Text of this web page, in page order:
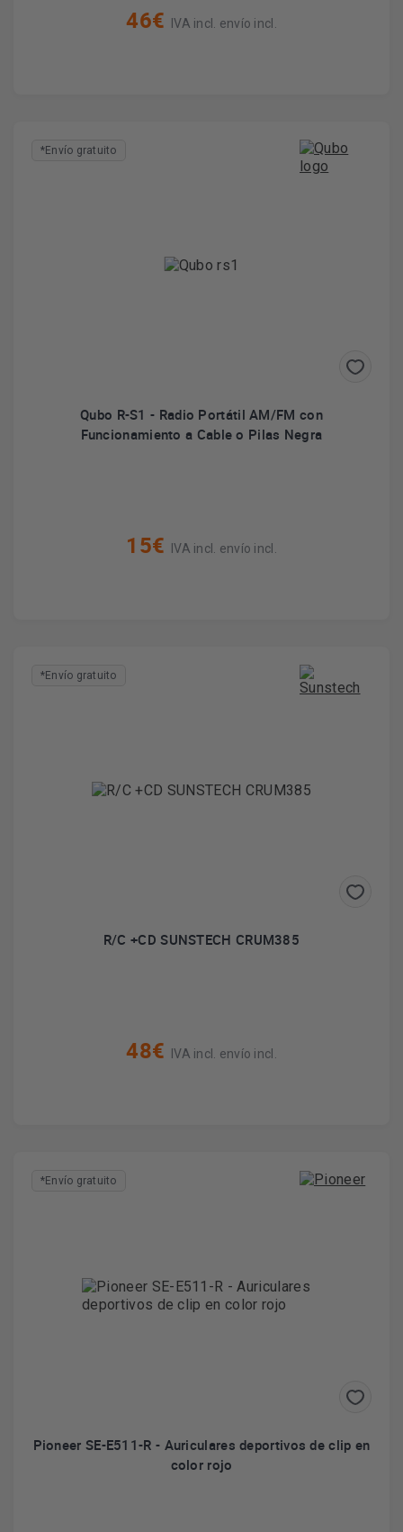
46€ IVA incl. envío incl.
*Envío gratuito
Qubo R-S1 - Radio Portátil AM/FM con
Funcionamiento a Cable o Pilas Negra
15€ IVA incl. envío incl.
*Envío gratuito
R/C +CD SUNSTECH CRUM385
48€ IVA incl. envío incl.
*Envío gratuito
Pioneer SE-E511-R - Auriculares deportivos de clip en
color rojo